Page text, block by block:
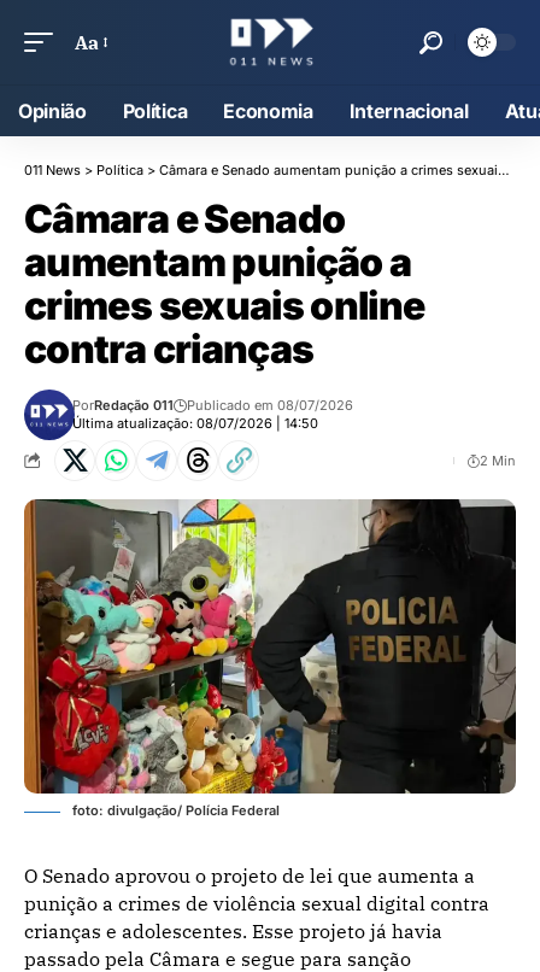
Aa
Opinião Política Economia Internacional
011 News > Política > Câmara e Senado aumentam punição a crimes sexuais online contra crianças
Câmara e Senado
aumentam punição a
crimes sexuais online
contra crianças
Última atualização: 08/07/2026 | 14:50
PorRedação 011 Publicado em 08/07/2026
2 Min
foto: divulgação/ Polícia Federal
O Senado aprovou o projeto de lei que aumenta a
punição a crimes de violência sexual digital contra
crianças e adolescentes. Esse projeto já havia
passado pela Câmara e segue para sanção